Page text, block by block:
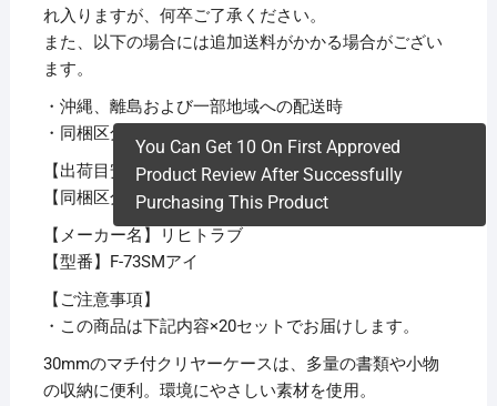
れ入りますが、何卒ご了承ください。
また、以下の場合には追加送料がかかる場合がござい
ます。
・沖縄、離島および一部地域への配送時
・同梱区分が異なる商品の複数購入時
【出荷目安】：1 – 5営業日 ※土日・祝除く
【同梱区分】：TS 1
【メーカー名】リヒトラブ
【型番】F-73SMアイ
【ご注意事項】
・この商品は下記内容×20セットでお届けします。
30mmのマチ付クリヤーケースは、多量の書類や小物
の収納に便利。環境にやさしい素材を使用。
You Can Get 10 On First Approved
Product Review After Successfully
Purchasing This Product